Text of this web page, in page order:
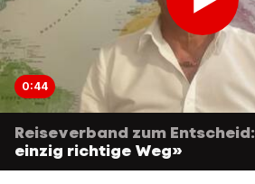
0:44
Reiseverband zum Entscheid:
einzig richtige Weg»